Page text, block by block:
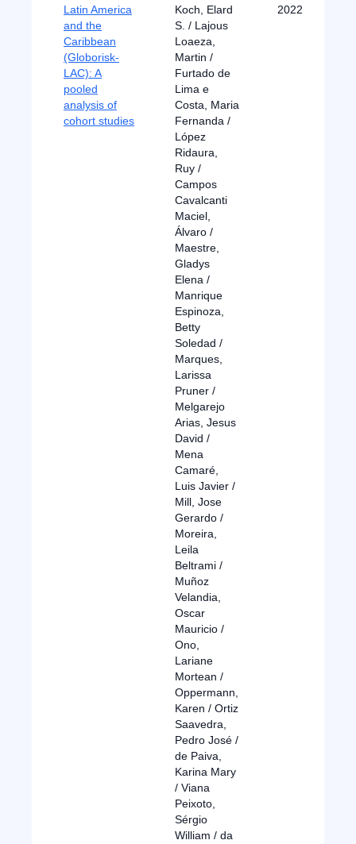
Latin America
and the
Caribbean
(Globorisk-
LAC): A
pooled
analysis of
cohort studies
Koch, Elard
S. / Lajous
Loaeza,
Martin /
Furtado de
Lima e
Costa, Maria
Fernanda /
López
Ridaura,
Ruy /
Campos
Cavalcanti
Maciel,
Álvaro /
Maestre,
Gladys
Elena /
Manrique
Espinoza,
Betty
Soledad /
Marques,
Larissa
Pruner /
Melgarejo
Arias, Jesus
David /
Mena
Camaré,
Luis Javier /
Mill, Jose
Gerardo /
Moreira,
Leila
Beltrami /
Muñoz
Velandia,
Oscar
Mauricio /
Ono,
Lariane
Mortean /
Oppermann,
Karen / Ortiz
Saavedra,
Pedro José /
de Paiva,
Karina Mary
/ Viana
Peixoto,
Sérgio
William / da
2022